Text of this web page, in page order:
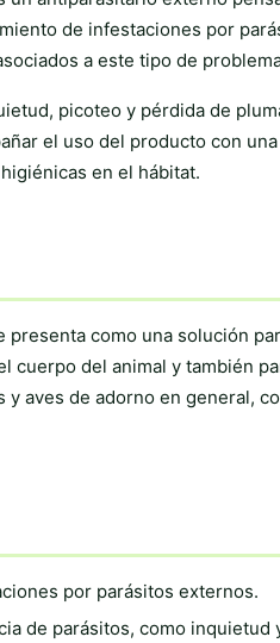
de infestaciones por
a este tipo de
picoteo y pérdida de
el uso del producto con
en el hábitat.
como una solución
cuerpo del animal y también
aves de adorno en general,
por parásitos externos.
de parásitos, como inquietud